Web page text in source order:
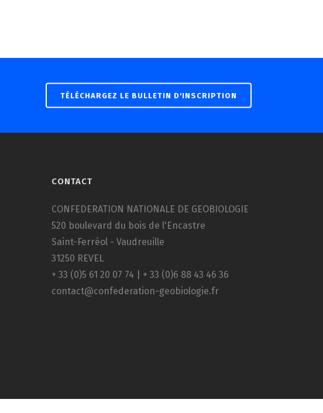
TÉLÉCHARGEZ LE BULLETIN D'INSCRIPTION
CONTACT
CONFEDERATION NATIONALE DE GEOBIOLOGIE
520 boulevard du bois de l'Encastre
Saint-Ferréol - Vaudreuille
31250 REVEL
+ 33 (0)5 61 20 07 74 | + 33 (0)6 88 43 46 36
contact@confederation-geobiologie.fr